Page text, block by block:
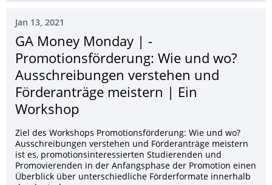
Jan 13, 2021
GA Money Monday | ­
Promotionsförder­ung: Wie und wo?
Ausschreibungen verstehen und
Förderanträge meistern | Ein
Workshop
Ziel des Workshops Promotionsförderung: Wie und wo?
Ausschreibungen verstehen und Förderanträge meistern
ist es, promotionsinteressierten Studierenden und
Promovierenden in der Anfangsphase der Promotion einen
Überblick über unterschiedliche Förderformate innerhalb